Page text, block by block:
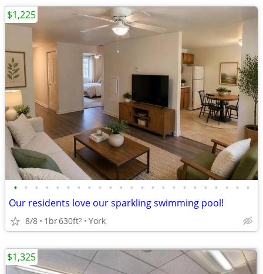
• • • • • • • • • • • • • • • • • • • • • • •
Our residents love our sparkling swimming pool!
8/8 1br630ft2 York
$1,225
$1,325